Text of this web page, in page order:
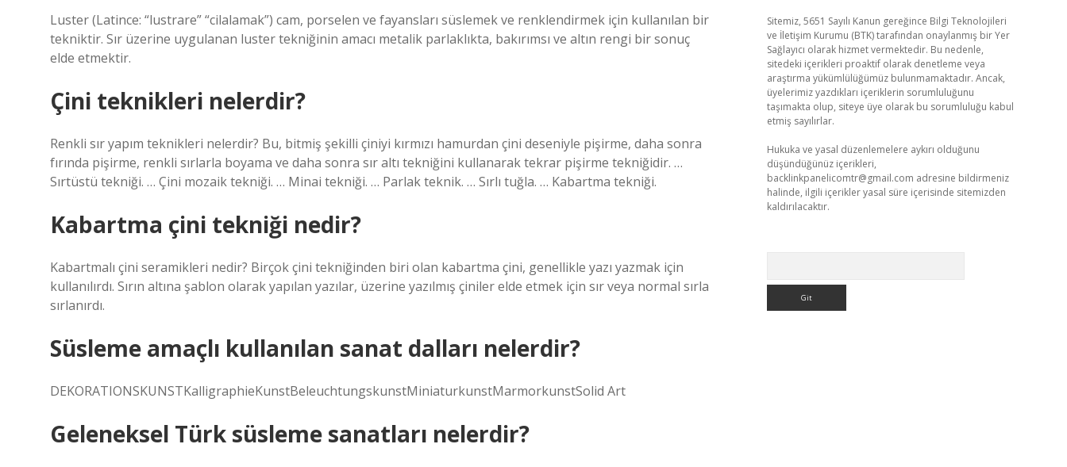
Luster (Latince: “lustrare” “cilalamak”) cam, porselen ve fayansları süslemek ve renklendirmek için kullanılan bir
tekniktir. Sır üzerine uygulanan luster tekniğinin amacı metalik parlaklıkta, bakırımsı ve altın rengi bir sonuç
elde etmektir.
Çini teknikleri nelerdir?
Renkli sır yapım teknikleri nelerdir? Bu, bitmiş şekilli çiniyi kırmızı hamurdan çini deseniyle pişirme, daha sonra
fırında pişirme, renkli sırlarla boyama ve daha sonra sır altı tekniğini kullanarak tekrar pişirme tekniğidir. …
Sırtüstü tekniği. … Çini mozaik tekniği. … Minai tekniği. … Parlak teknik. … Sırlı tuğla. … Kabartma tekniği.
Kabartma çini tekniği nedir?
Kabartmalı çini seramikleri nedir? Birçok çini tekniğinden biri olan kabartma çini, genellikle yazı yazmak için
kullanılırdı. Sırın altına şablon olarak yapılan yazılar, üzerine yazılmış çiniler elde etmek için sır veya normal sırla
sırlanırdı.
Süsleme amaçlı kullanılan sanat dalları nelerdir?
DEKORATIONSKUNSTKalligraphieKunstBeleuchtungskunstMiniaturkunstMarmorkunstSolid Art
Geleneksel Türk süsleme sanatları nelerdir?
Sitemiz, 5651 Sayılı Kanun gereğince Bilgi Teknolojileri
ve İletişim Kurumu (BTK) tarafından onaylanmış bir Yer
Sağlayıcı olarak hizmet vermektedir. Bu nedenle,
sitedeki içerikleri proaktif olarak denetleme veya
araştırma yükümlülüğümüz bulunmamaktadır. Ancak,
üyelerimiz yazdıkları içeriklerin sorumluluğunu
taşımakta olup, siteye üye olarak bu sorumluluğu kabul
etmiş sayılırlar.
Hukuka ve yasal düzenlemelere aykırı olduğunu
düşündüğünüz içerikleri,
backlinkpanelicomtr@gmail.com adresine bildirmeniz
halinde, ilgili içerikler yasal süre içerisinde sitemizden
kaldırılacaktır.